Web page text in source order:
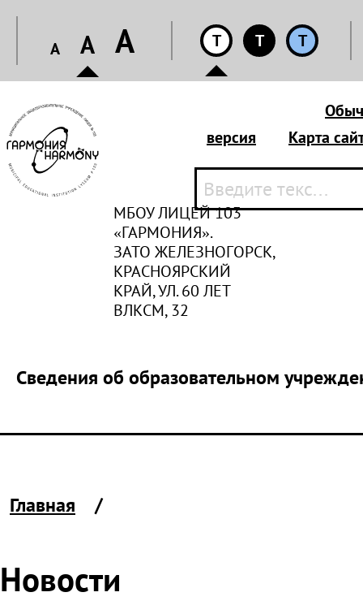
A A A T T T
МБОУ ЛИЦЕЙ 103
«ГАРМОНИЯ».
ЗАТО ЖЕЛЕЗНОГОРСК,
КРАСНОЯРСКИЙ
КРАЙ, УЛ. 60 ЛЕТ
ВЛКСМ, 32
версия
Карта
Сведения об образовательном
Главная
Новости